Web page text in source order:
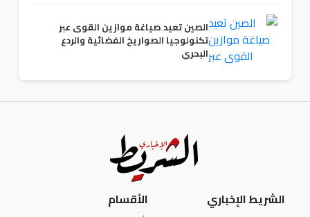
الصين تعيد صياغة موازين القوى عبر
تكنولوجيا الصواريخ الفضائية والردع
البحري
الشريط الإخباري الأقسام